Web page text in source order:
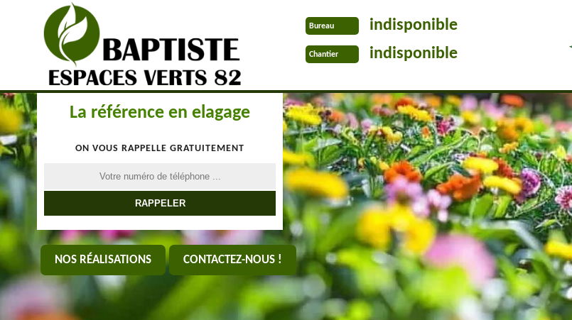
Bureau indisponible
Chantier indisponible
La référence en elagage
ON VOUS RAPPELLE GRATUITEMENT
NOS RÉALISATIONS CONTACTEZ-NOUS !